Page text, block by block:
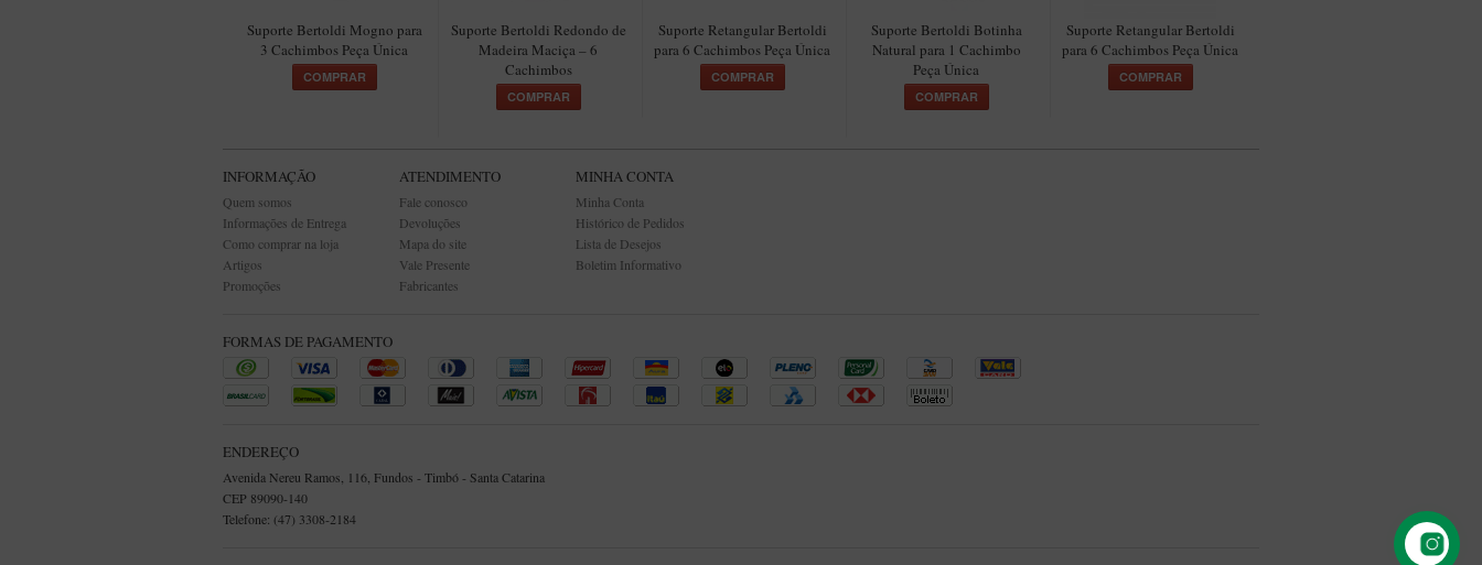
Suporte Bertoldi Mogno para
3 Cachimbos Peça Única
COMPRAR
Suporte Bertoldi Redondo de
Madeira Maciça – 6
Cachimbos
COMPRAR
Suporte Retangular Bertoldi
para 6 Cachimbos Peça Única
COMPRAR
Suporte Bertoldi Botinha
Natural para 1 Cachimbo
Peça Única
COMPRAR
Suporte Retangular Bertoldi
para 6 Cachimbos Peça Única
COMPRAR
INFORMAÇÃO
Quem somos
Informações de Entrega
Como comprar na loja
Artigos
Promoções
ATENDIMENTO
Fale conosco
Devoluções
Mapa do site
Vale Presente
Fabricantes
MINHA CONTA
Minha Conta
Histórico de Pedidos
Lista de Desejos
Boletim Informativo
FORMAS DE PAGAMENTO
ENDEREÇO
Avenida Nereu Ramos, 116, Fundos - Timbó - Santa Catarina
CEP 89090-140
Telefone: (47) 3308-2184